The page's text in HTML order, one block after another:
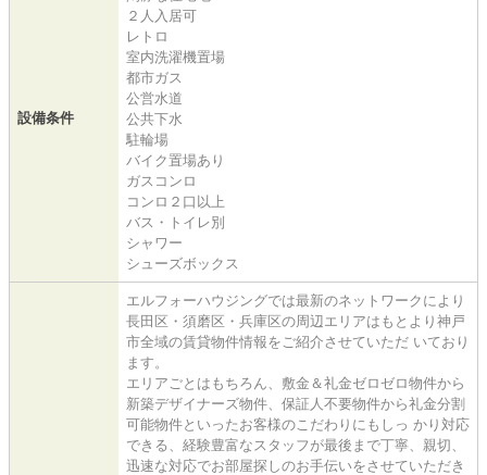
設備条件
２人入居可
レトロ
室内洗濯機置場
都市ガス
公営水道
公共下水
駐輪場
バイク置場あり
ガスコンロ
コンロ２口以上
バス・トイレ別
シャワー
シューズボックス
エルフォーハウジングでは最新のネットワークにより
長田区・須磨区・兵庫区の周辺エリアはもとより神戸
市全域の賃貸物件情報をご紹介させていただ いており
ます。
エリアごとはもちろん、敷金＆礼金ゼロゼロ物件から
新築デザイナーズ物件、保証人不要物件から礼金分割
可能物件といったお客様のこだわりにもしっ かり対応
できる、経験豊富なスタッフが最後まで丁寧、親切、
迅速な対応でお部屋探しのお手伝いをさせていただき